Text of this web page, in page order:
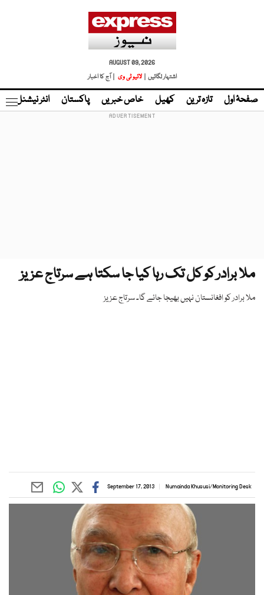
AUGUST 09, 2026
اشتہار لگائیں |
لائیو ٹی وی | آج کا اخبار
صفحۂ اول تازہ ترین کھیل خاص خبریں پاکستان انٹر نیشنل
ملا برادر کو کل تک رہا کیا جا سکتا ہے سرتاج عزیز
ملا برادر کو افغانستان نہیں بھیجا جائے گا۔ سرتاج عزیز
Numainda Khususi/Monitoring Desk
September 17, 2013